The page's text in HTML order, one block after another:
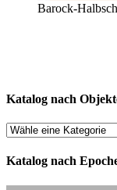
Barock-
Katalog nach
Katalog nach